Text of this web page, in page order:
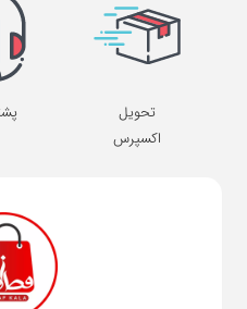
تحویل
اکسپرس